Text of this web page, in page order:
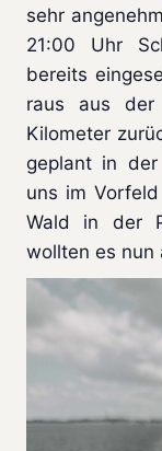
sehr
21:00 Uhr
bereits
raus aus
Kilometer
geplant in
uns im
Wald in der
wollten es nun